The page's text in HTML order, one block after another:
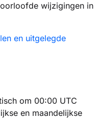
wijzigingen in
en uitgelegde
om 00:00 UTC
en maandelijkse